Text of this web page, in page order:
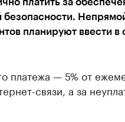
платить за
планируют ввести в
платежа — 5% от
связи, а за